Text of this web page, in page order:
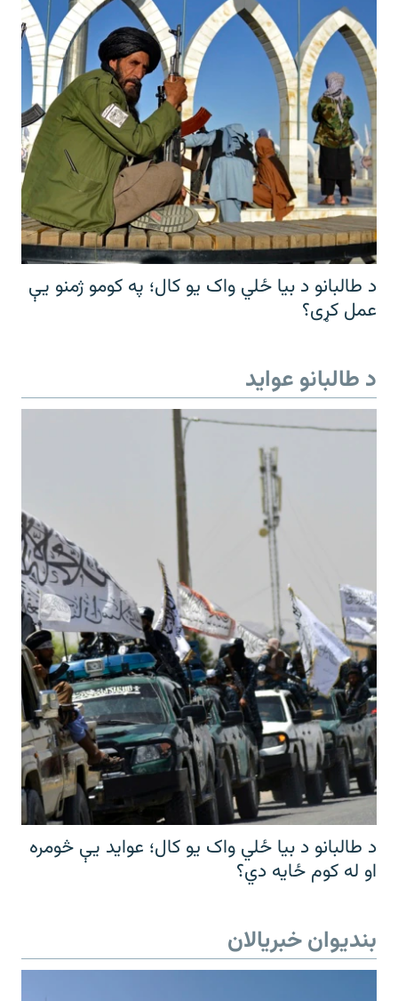
د طالبانو د بیا ځلي واک یو کال؛ په کومو ژمنو یې
عمل کړی؟
د طالبانو عواید
د طالبانو د بیا ځلي واک یو کال؛ عواید یې څومره
او له کوم ځایه دي؟
بندیوان خبریالان